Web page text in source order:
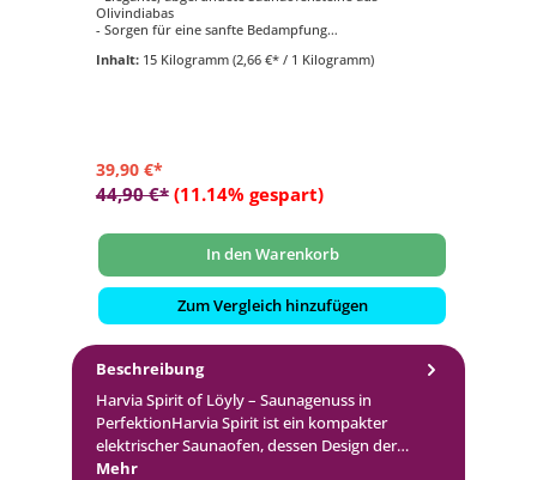
Olivindiabas
- Sorgen für eine sanfte Bedampfung
Luftzirkulation zu gewährleisten
Inhalt: 15 Kilogramm (2,66 €* / 1 Kilogramm)
39,90 €*
44,90 €* (11.14% gespart)
In den Warenkorb
Zum Vergleich hinzufügen
Beschreibung
Harvia Spirit of Löyly – Saunagenuss in
PerfektionHarvia Spirit ist ein kompakter
elektrischer Saunaofen, dessen Design der…
Mehr